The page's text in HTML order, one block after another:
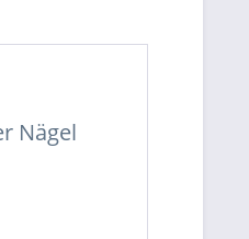
Nägel